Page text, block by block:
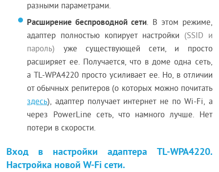
разными параметрами.
Расширение беспроводной сети. В этом режиме,
адаптер полностью копирует настройки (SSID и
пароль) уже существующей сети, и просто
расширяет ее. Получается, что в доме одна сеть,
а TL-WPA4220 просто усиливает ее. Но, в отличии
от обычных репитеров (о которых можно почитать
здесь), адаптер получает интернет не по Wi-Fi, а
через PowerLine сеть, что намного лучше. Нет
потери в скорости.
Вход в настройки адаптера TL-WPA4220.
Настройка новой W-Fi сети.